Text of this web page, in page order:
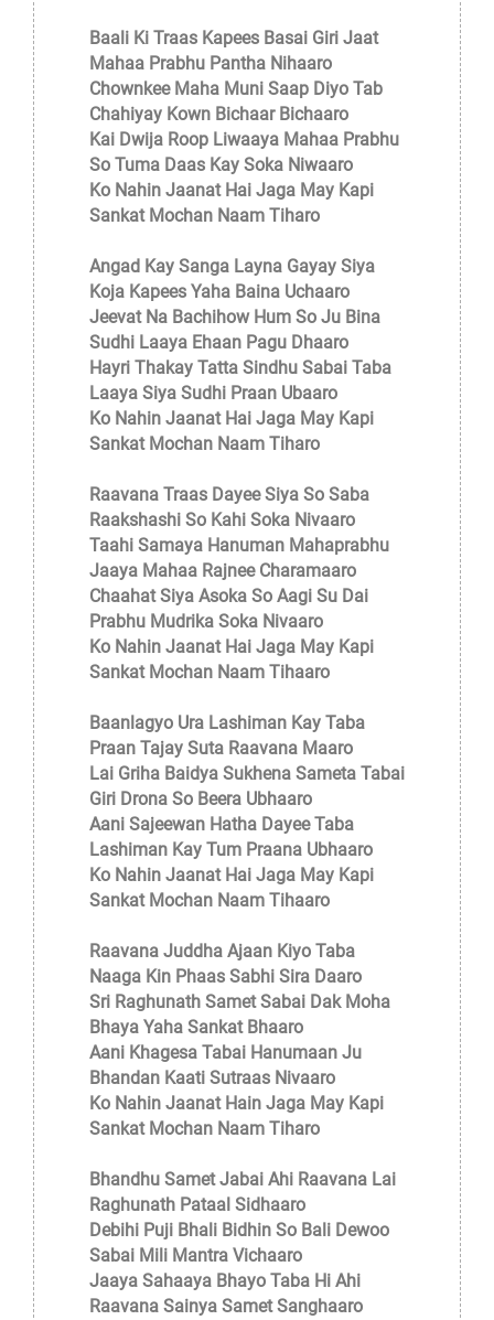
Baali Ki Traas Kapees Basai Giri Jaat
Mahaa Prabhu Pantha Nihaaro
Chownkee Maha Muni Saap Diyo Tab
Chahiyay Kown Bichaar Bichaaro
Kai Dwija Roop Liwaaya Mahaa Prabhu
So Tuma Daas Kay Soka Niwaaro
Ko Nahin Jaanat Hai Jaga May Kapi
Sankat Mochan Naam Tiharo
Angad Kay Sanga Layna Gayay Siya
Koja Kapees Yaha Baina Uchaaro
Jeevat Na Bachihow Hum So Ju Bina
Sudhi Laaya Ehaan Pagu Dhaaro
Hayri Thakay Tatta Sindhu Sabai Taba
Laaya Siya Sudhi Praan Ubaaro
Ko Nahin Jaanat Hai Jaga May Kapi
Sankat Mochan Naam Tiharo
Raavana Traas Dayee Siya So Saba
Raakshashi So Kahi Soka Nivaaro
Taahi Samaya Hanuman Mahaprabhu
Jaaya Mahaa Rajnee Charamaaro
Chaahat Siya Asoka So Aagi Su Dai
Prabhu Mudrika Soka Nivaaro
Ko Nahin Jaanat Hai Jaga May Kapi
Sankat Mochan Naam Tihaaro
Baanlagyo Ura Lashiman Kay Taba
Praan Tajay Suta Raavana Maaro
Lai Griha Baidya Sukhena Sameta Tabai
Giri Drona So Beera Ubhaaro
Aani Sajeewan Hatha Dayee Taba
Lashiman Kay Tum Praana Ubhaaro
Ko Nahin Jaanat Hai Jaga May Kapi
Sankat Mochan Naam Tihaaro
Raavana Juddha Ajaan Kiyo Taba
Naaga Kin Phaas Sabhi Sira Daaro
Sri Raghunath Samet Sabai Dak Moha
Bhaya Yaha Sankat Bhaaro
Aani Khagesa Tabai Hanumaan Ju
Bhandan Kaati Sutraas Nivaaro
Ko Nahin Jaanat Hain Jaga May Kapi
Sankat Mochan Naam Tiharo
Bhandhu Samet Jabai Ahi Raavana Lai
Raghunath Pataal Sidhaaro
Debihi Puji Bhali Bidhin So Bali Dewoo
Sabai Mili Mantra Vichaaro
Jaaya Sahaaya Bhayo Taba Hi Ahi
Raavana Sainya Samet Sanghaaro